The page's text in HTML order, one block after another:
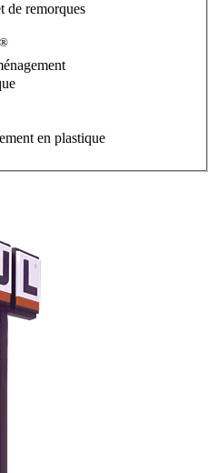
de remorques
®
en plastique